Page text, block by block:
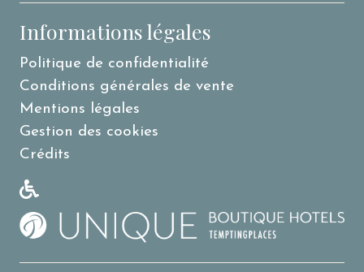
Informations légales
Politique de confidentialité
Conditions générales de vente
Mentions légales
Gestion des cookies
Crédits